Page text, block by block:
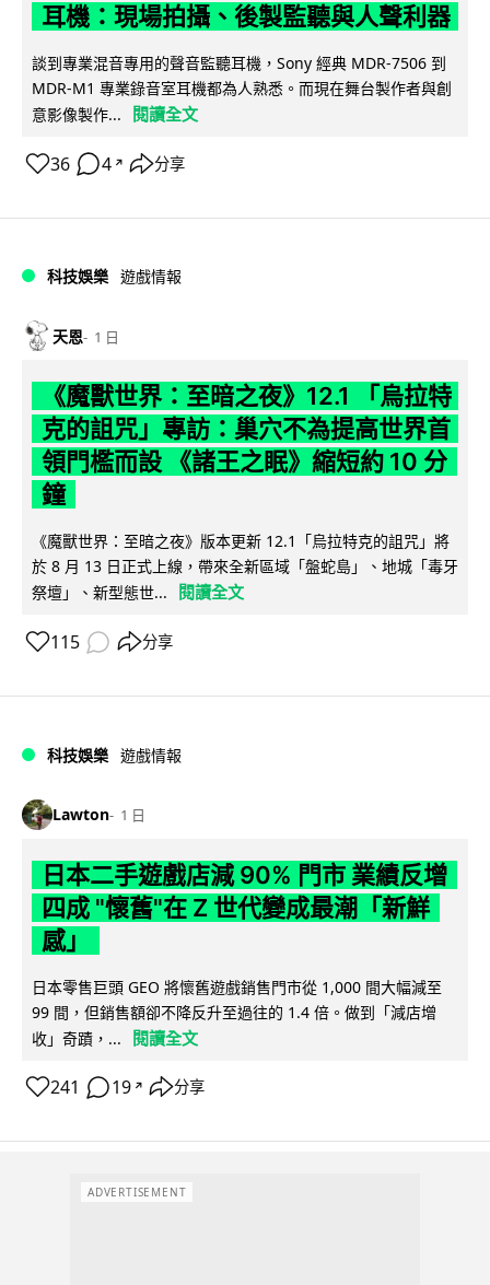
耳機：現場拍攝、後製監聽與人聲利器
談到專業混音專用的聲音監聽耳機，Sony 經典 MDR-7506 到
MDR-M1 專業錄音室耳機都為人熟悉。而現在舞台製作者與創
意影像製作...
閱讀全文
36 4 ↗ 分享
科技娛樂 遊戲情報
天恩 1 日
《魔獸世界：至暗之夜》12.1 「烏拉特
克的詛咒」專訪：巢穴不為提高世界首
領門檻而設 《諸王之眠》縮短約 10 分
鐘
《魔獸世界：至暗之夜》版本更新 12.1「烏拉特克的詛咒」將
於 8 月 13 日正式上線，帶來全新區域「盤蛇島」、地城「毒牙
祭壇」、新型態世...
閱讀全文
115 分享
科技娛樂 遊戲情報
Lawton 1 日
日本二手遊戲店減 90% 門市 業績反增
四成 "懷舊"在 Z 世代變成最潮「新鮮
感」
日本零售巨頭 GEO 將懷舊遊戲銷售門市從 1,000 間大幅減至
99 間，但銷售額卻不降反升至過往的 1.4 倍。做到「減店增
收」奇蹟，...
閱讀全文
241 19 ↗ 分享
ADVERTISEMENT